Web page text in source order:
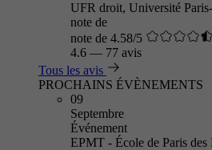
UFR droit, Université
note de
note de 4.58/5
4.6 — 77 avis
Tous les avis
PROCHAINS ÉVÈNEMENTS
09
Septembre
Événement
EPMT - École de Paris des